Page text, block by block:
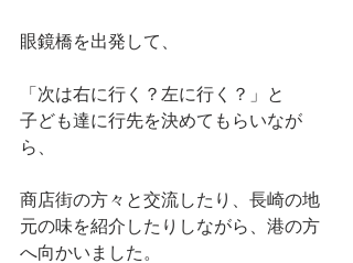
眼鏡橋を出発して、
「次は右に行く？左に行く？」と
子ども達に行先を決めてもらいなが
ら、
商店街の方々と交流したり、長崎の地
元の味を紹介したりしながら、港の方
へ向かいました。